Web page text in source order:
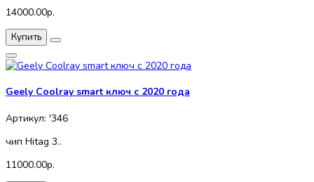
14000.00р.
Купить
Geely Coolray smart ключ с 2020 года
Артикул: '346
чип Hitag 3..
11000.00р.